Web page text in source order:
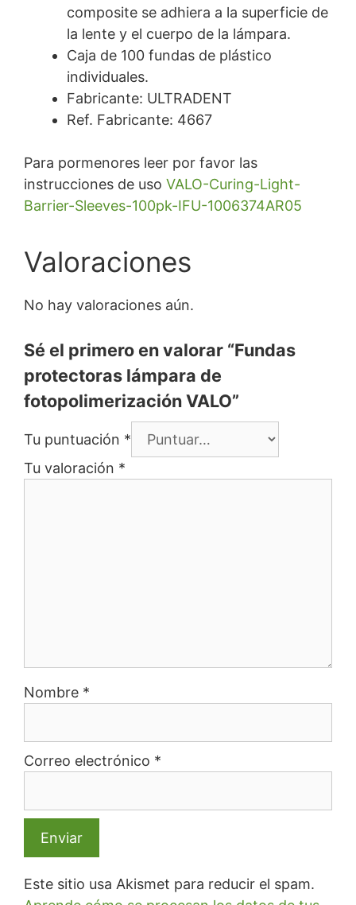
composite se adhiera a la superficie de
la lente y el cuerpo de la lámpara.
Caja de 100 fundas de plástico
individuales.
Fabricante: ULTRADENT
Ref. Fabricante: 4667
Para pormenores leer por favor las
instrucciones de uso VALO-Curing-Light-
Barrier-Sleeves-100pk-IFU-1006374AR05
Valoraciones
No hay valoraciones aún.
Sé el primero en valorar “Fundas
protectoras lámpara de
fotopolimerización VALO”
Tu puntuación *
Tu valoración *
Nombre *
Correo electrónico *
Este sitio usa Akismet para reducir el spam.